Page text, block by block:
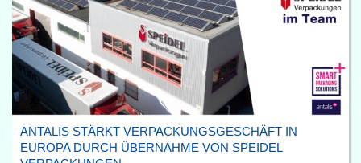
ANTALIS STÄRKT VERPACKUNGSGESCHÄFT IN
EUROPA DURCH ÜBERNAHME VON SPEIDEL